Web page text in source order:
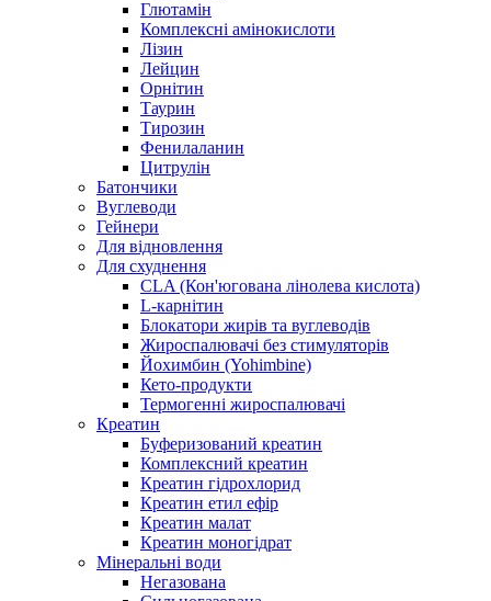
Глютамін
Комплексні амінокислоти
Лізин
Лейцин
Орнітин
Таурин
Тирозин
Фенилаланин
Цитрулін
Батончики
Вуглеводи
Гейнери
Для відновлення
Для схуднення
CLA (Кон'югована лінолева кислота)
L-карнітин
Блокатори жирів та вуглеводів
Жироспалювачі без стимуляторів
Йохимбин (Yohimbine)
Кето-продукти
Термогенні жироспалювачі
Креатин
Буферизований креатин
Комплексний креатин
Креатин гідрохлорид
Креатин етил ефір
Креатин малат
Креатин моногідрат
Мінеральні води
Негазована